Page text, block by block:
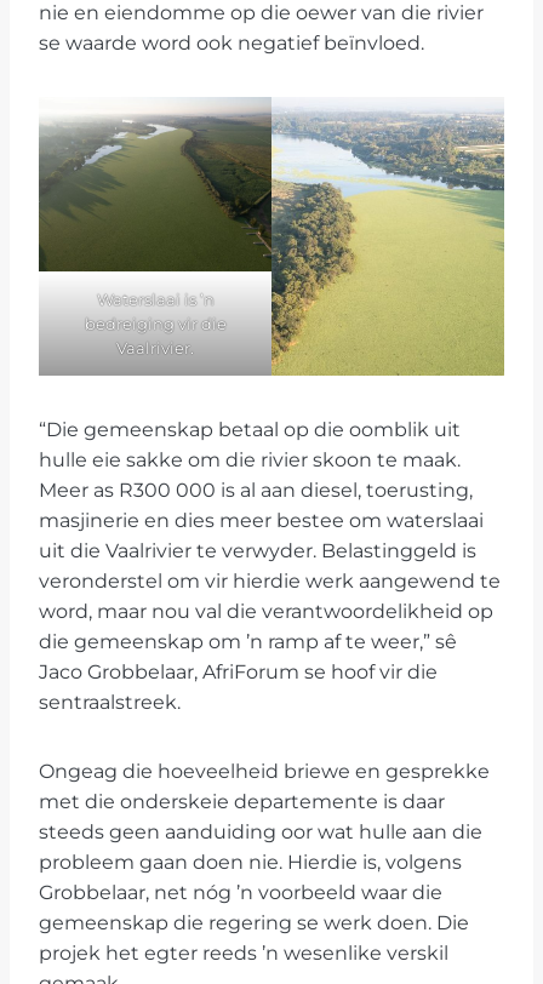
nie en eiendomme op die oewer van die rivier
se waarde word ook negatief beïnvloed.
Waterslaai is ’n
bedreiging vir die
Vaalrivier.
“Die gemeenskap betaal op die oomblik uit
hulle eie sakke om die rivier skoon te maak.
Meer as R300 000 is al aan diesel, toerusting,
masjinerie en dies meer bestee om waterslaai
uit die Vaalrivier te verwyder. Belastinggeld is
veronderstel om vir hierdie werk aangewend te
word, maar nou val die verantwoordelikheid op
die gemeenskap om ’n ramp af te weer,” sê
Jaco Grobbelaar, AfriForum se hoof vir die
sentraalstreek.
Ongeag die hoeveelheid briewe en gesprekke
met die onderskeie departemente is daar
steeds geen aanduiding oor wat hulle aan die
probleem gaan doen nie. Hierdie is, volgens
Grobbelaar, net nóg ’n voorbeeld waar die
gemeenskap die regering se werk doen. Die
projek het egter reeds ’n wesenlike verskil